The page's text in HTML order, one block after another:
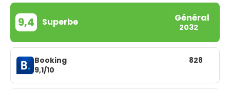
9,4 Superbe Général
2032
Booking
9,1/10
828